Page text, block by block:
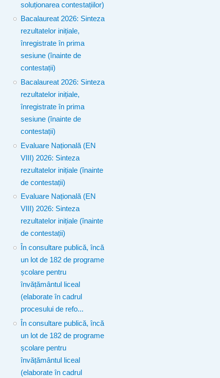
soluționarea contestațiilor)
Bacalaureat 2026: Sinteza
rezultatelor inițiale,
înregistrate în prima
sesiune (înainte de
contestații)
Bacalaureat 2026: Sinteza
rezultatelor inițiale,
înregistrate în prima
sesiune (înainte de
contestații)
Evaluare Națională (EN
VIII) 2026: Sinteza
rezultatelor inițiale (înainte
de contestații)
Evaluare Națională (EN
VIII) 2026: Sinteza
rezultatelor inițiale (înainte
de contestații)
În consultare publică, încă
un lot de 182 de programe
școlare pentru
învățământul liceal
(elaborate în cadrul
procesului de refo...
În consultare publică, încă
un lot de 182 de programe
școlare pentru
învățământul liceal
(elaborate în cadrul